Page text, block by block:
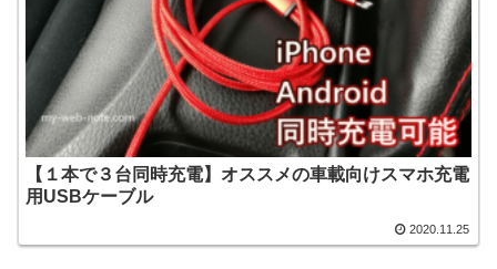
【１本で３台同時充電】オススメの車載向けスマホ充電
用USBケーブル
2020.11.25